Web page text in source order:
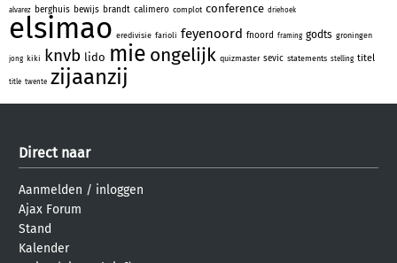
alvarez berghuis bewijs brandt calimero complot conference driehoek
elsimao eredivisie farioli feyenoord fnoord framing godts groningen
jong kiki knvb lido mie ongelijk quizmaster sevic statements stelling titel
title twente zijaanzij
Direct naar
Aanmelden / inloggen
Ajax Forum
Stand
Kalender